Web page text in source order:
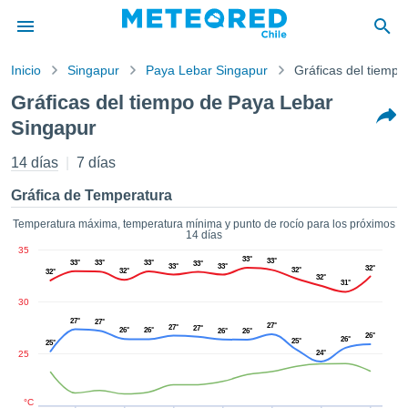
de
para
que se
a este
las
y
digital
basada
Inicio Singapur Paya Lebar Singapur Gráficas del tiempo
Gráficas del tiempo de Paya Lebar
Singapur
14 días 7 días
Gráfica de Temperatura
Temperatura máxima, temperatura mínima y punto de rocío para los próximos
14 días
25
30
35
°C
32°
33°
33°
32°
33° 33° 33° 33°
33°
33°
32°
32°
31°
32°
25°
27°
27°
26°
26° 27° 27° 26° 26°
27°
25°
24°
26° 26°